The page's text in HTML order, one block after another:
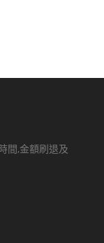
間,金額刷退及